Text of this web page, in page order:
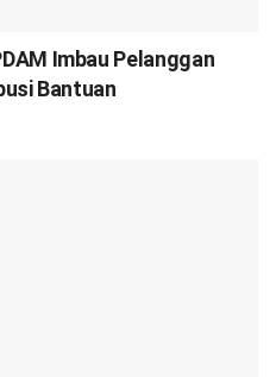
Imbau Pelanggan
Bantuan